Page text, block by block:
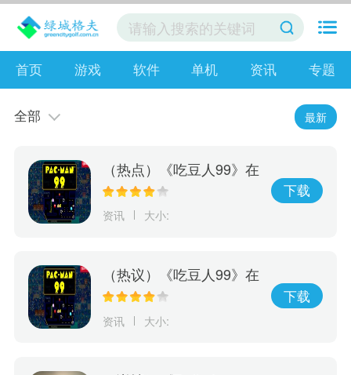
首页 游戏 软件 单机 资讯 专题
全部 最新
（热点）《吃豆人99》在
线游戏服务将于10月8日
资讯 大小:
下载
（热议）《吃豆人99》在
线游戏服务将于10月8日
资讯 大小:
下载